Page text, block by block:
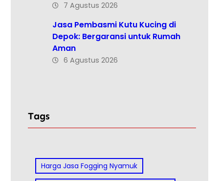
7 Agustus 2026
Jasa Pembasmi Kutu Kucing di
Depok: Bergaransi untuk Rumah
Aman
6 Agustus 2026
Tags
Harga Jasa Fogging Nyamuk